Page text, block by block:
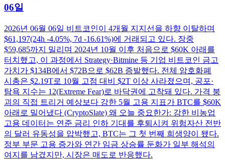
06일
2026년 06월 06일 비트코인이 4개월 지지선을 하향 이탈하며
$61,197(24h -4.05%, 7d -16.61%)에 거래되고 있다. 장중
$59,685까지 밀리며 2024년 10월 이후 처음으로 $60K 아래를
터치했고, 이 과정에서 Strategy·Bitmine 등 기업 비트코인 금고
가치가 $134B에서 $72B으로 $62B 증발했다. 전체 암호화폐
시총은 $2.19T로 10월 고점 대비 $2T 이상 사라졌으며, 공포·
탐욕 지수는 12(Extreme Fear)로 바닥권에 고착돼 있다. 가격 붕
괴의 직접 트리거 예상보다 강한 5월 고용 지표가 BTC를 $60K
아래로 밀어냈다 (CryptoSlate) 왜 오늘 중요한가: 강한 비농업
고용 데이터는 연준 금리 인하 기대를 후퇴시켜 위험자산 전반
의 달러 유동성을 압박했고, BTC는 그 첫 번째 희생양이 됐다.
정부 부문 고용 증가와 연간 임금 상승률 둔화가 일부 해석의
여지를 남겼지만, 시장은 매도로 반응했다.